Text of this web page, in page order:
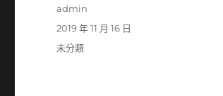
作
admin
發
佈
2019 年 11 月 16 日
分
未分類